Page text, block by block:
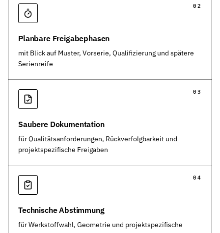
02
Planbare Freigabephasen
mit Blick auf Muster, Vorserie, Qualifizierung und spätere
Serienreife
03
Saubere Dokumentation
für Qualitätsanforderungen, Rückverfolgbarkeit und
projektspezifische Freigaben
04
Technische Abstimmung
für Werkstoffwahl, Geometrie und projektspezifische